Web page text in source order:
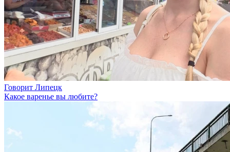
Говорит Липецк
Какое варенье вы любите?